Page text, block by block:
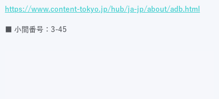
https://www.content-tokyo.jp/hub/ja-jp/about/adb.html
■ 小間番号：3-45